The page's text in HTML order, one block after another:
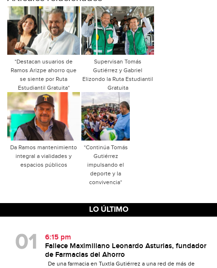
*Destacan usuarios de
Ramos Arizpe ahorro que
se siente por Ruta
Estudiantil Gratuita*
Supervisan Tomás
Gutiérrez y Gabriel
Elizondo la Ruta Estudiantil
Gratuita
Da Ramos mantenimiento
integral a vialidades y
espacios públicos
*Continúa Tomás
Gutiérrez
impulsando el
deporte y la
convivencia*
LO ÚLTIMO
6:15 pm
Fallece Maximiliano Leonardo Asturias, fundador
de Farmacias del Ahorro
De una farmacia en Tuxtla Gutiérrez a una red de más de